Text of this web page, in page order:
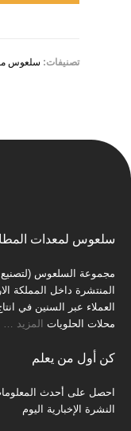
تصنيفات: سلعوس
سلعوس لمعدات
مجموعة السلعوس (لتصنيع
المنتشرة داخل المملكة
العملاء عبر السنين في
محلات الحلويات المزيد
كن أول من يعلم
احصل على أحدث
النشرة الإخبارية اليوم